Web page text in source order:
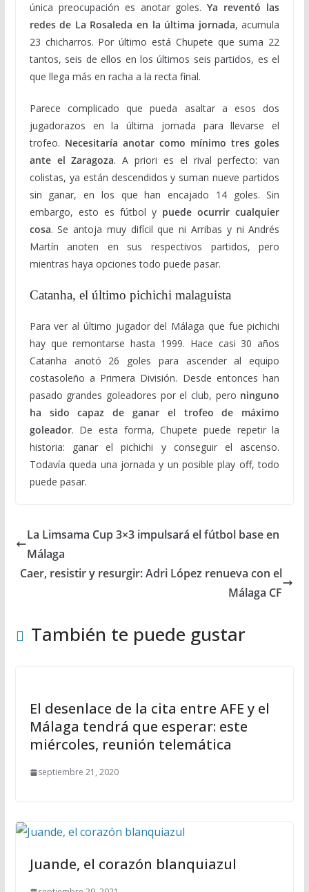
única preocupación es anotar goles.Ya reventó las
redes de La Rosaleda en la última jornada, acumula
23 chicharros. Por último está Chupete que suma 22
tantos, seis de ellos en los últimos seis partidos, es el
que llega más en racha a la recta final.
Parece complicado que pueda asaltar a esos dos
jugadorazos en la última jornada para llevarse el
trofeo. Necesitaría anotar como mínimo tres goles
ante el Zaragoza. A priori es el rival perfecto: van
colistas, ya están descendidos y suman nueve partidos
sin ganar, en los que han encajado 14 goles. Sin
embargo, esto es fútbol y puede ocurrir cualquier
cosa. Se antoja muy difícil que ni Arribas y ni Andrés
Martín anoten en sus respectivos partidos, pero
mientras haya opciones todo puede pasar.
Catanha, el último pichichi malaguista
Para ver al último jugador del Málaga que fue pichichi
hay que remontarse hasta 1999. Hace casi 30 años
Catanha anotó 26 goles para ascender al equipo
costasoleño a Primera División. Desde entonces han
pasado grandes goleadores por el club, pero ninguno
ha sido capaz de ganar el trofeo de máximo
goleador. De esta forma, Chupete puede repetir la
historia: ganar el pichichi y conseguir el ascenso.
Todavía queda una jornada y un posible play off, todo
puede pasar.
La Limsama Cup 3×3 impulsará el fútbol base en
Málaga
Caer, resistir y resurgir: Adri López renueva con el
Málaga CF
También te puede gustar
El desenlace de la cita entre AFE y el
Málaga tendrá que esperar: este
miércoles, reunión telemática
septiembre 21, 2020
Juande, el corazón blanquiazul